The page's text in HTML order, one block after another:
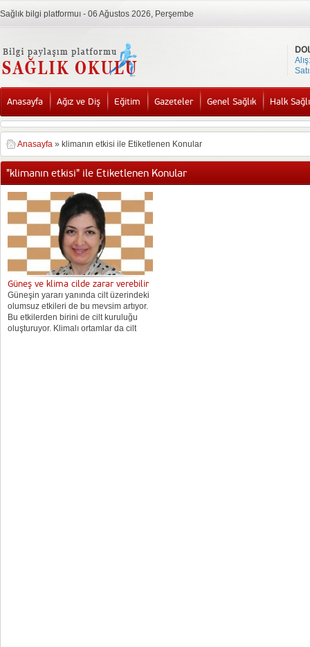
Sağlık bilgi platformuı - 06 Ağustos 2026, Perşembe
Alış:
Anasayfa Ağız ve Diş Eğitim Gazeteler Genel Sağlık Halk
Anasayfa » klimanın etkisi ile Etiketlenen Konular
"klimanın etkisi" ile Etiketlenen Konular
Güneş ve klima cilde zarar verebilir
Güneşin yararı yanında cilt üzerindeki
olumsuz etkileri de bu mevsim artıyor.
Bu etkilerden birini de cilt kuruluğu
oluşturuyor. Klimalı ortamlar da cilt